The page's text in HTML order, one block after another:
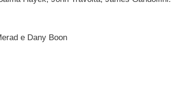
e Dany Boon